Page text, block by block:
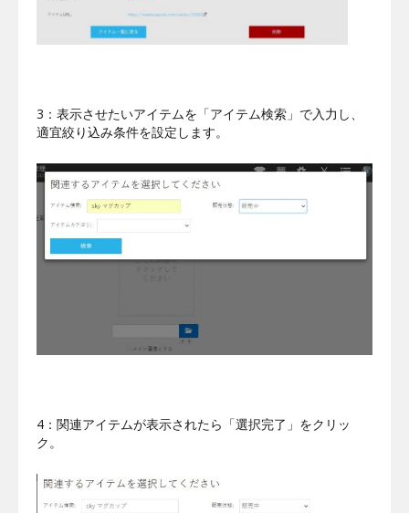
3：表示させたいアイテムを「アイテム検索」で入力し、
適宜絞り込み条件を設定します。
4：関連アイテムが表示されたら「選択完了」をクリッ
ク。